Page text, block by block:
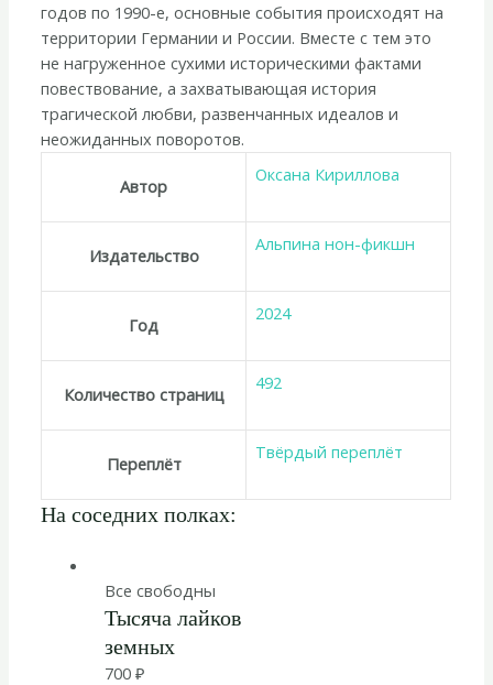
годов по 1990-е, основные события происходят на
территории Германии и России. Вместе с тем это
не нагруженное сухими историческими фактами
повествование, а захватывающая история
трагической любви, развенчанных идеалов и
неожиданных поворотов.
Автор
Оксана Кириллова
Издательство
Альпина нон-фикшн
Год
2024
Количество страниц
492
Переплёт
Твёрдый переплёт
На соседних полках:
Все свободны
Тысяча лайков
земных
700₽